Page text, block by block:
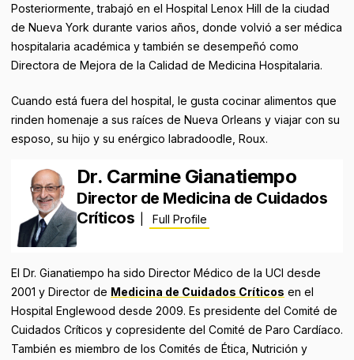
Posteriormente, trabajó en el Hospital Lenox Hill de la ciudad
de Nueva York durante varios años, donde volvió a ser médica
hospitalaria académica y también se desempeñó como
Directora de Mejora de la Calidad de Medicina Hospitalaria.
Cuando está fuera del hospital, le gusta cocinar alimentos que
rinden homenaje a sus raíces de Nueva Orleans y viajar con su
esposo, su hijo y su enérgico labradoodle, Roux.
Dr. Carmine Gianatiempo
Director de Medicina de Cuidados
Críticos
Full Profile
El Dr. Gianatiempo ha sido Director Médico de la UCI desde
2001 y Director de Medicina de Cuidados Críticos en el
Hospital Englewood desde 2009. Es presidente del Comité de
Cuidados Críticos y copresidente del Comité de Paro Cardíaco.
También es miembro de los Comités de Ética, Nutrición y